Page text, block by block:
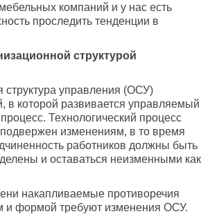
компаний и у нас есть
проследить тенденции в
структурой
структура управления (ОСУ)
в которой развивается управляемый
Технологический процесс
изменениям, в то время
работников должны быть
и оставаться неизменными как
накапливаемые противоречия
и формой требуют изменения ОСУ.